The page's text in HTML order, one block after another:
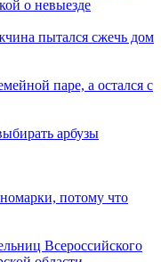
о невыезде
пытался сжечь дом
паре, а остался с
арбузы
потому что
Всероссийского